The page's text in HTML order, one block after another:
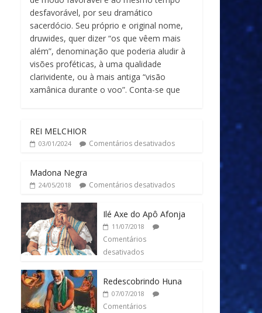
desfavorável, por seu dramático
sacerdócio. Seu próprio e original nome,
druwides, quer dizer “os que vêem mais
além”, denominação que poderia aludir à
visões proféticas, à uma qualidade
clarividente, ou à mais antiga “visão
xamânica durante o voo”. Conta-se que
REI MELCHIOR
03/01/2024 Comentários desativados
Madona Negra
24/05/2018 Comentários desativados
Ilé Axe do Apô Afonja
11/07/2018
Comentários
desativados
Redescobrindo Huna
07/07/2018
Comentários